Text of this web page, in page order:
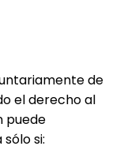
de
el derecho al
puede
si: